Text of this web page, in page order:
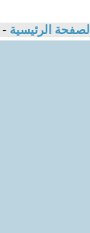
الصفحة الرئيسية -